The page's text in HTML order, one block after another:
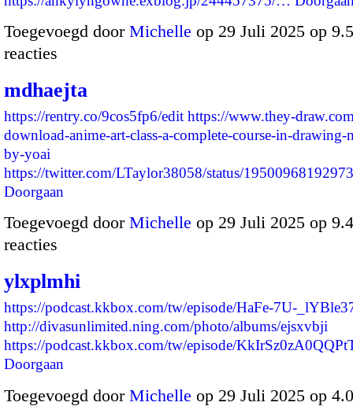
Toegevoegd door Michelle op 29 Juli 2025 op
reacties
mdhaejta
https://rentry.co/9cos5fp6/edit https://www.they-
download-anime-art-class-a-complete-course-in-drawing-
by-yoai
https://twitter.com/LTaylor38058/status/
Doorgaan
Toegevoegd door Michelle op 29 Juli 2025 op
reacties
ylxplmhi
https://podcast.kkbox.com/tw/episode/HaFe-7U-
http://divasunlimited.ning.com/photo/albums/ejsxvbji
https://podcast.kkbox.com/tw/episode/
Doorgaan
Toegevoegd door Michelle op 29 Juli 2025 op